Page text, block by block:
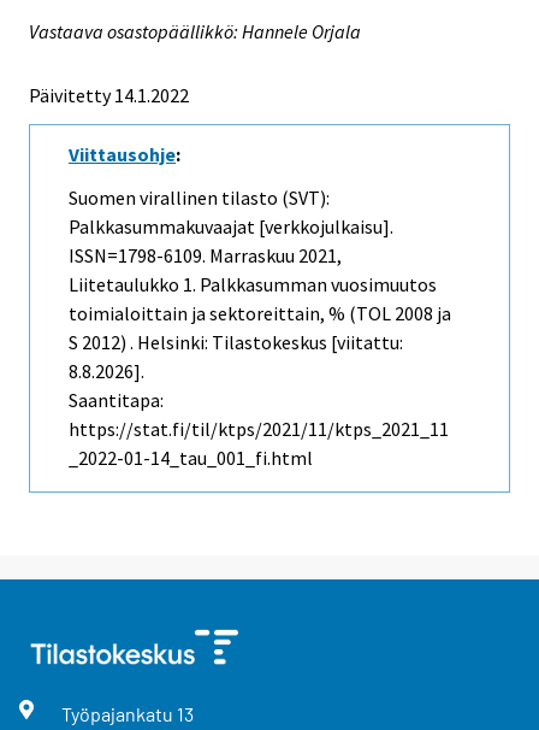
Vastaava osastopäällikkö: Hannele Orjala
Päivitetty 14.1.2022
Viittausohje:
Suomen virallinen tilasto (SVT):
Palkkasummakuvaajat [verkkojulkaisu].
ISSN=1798-6109. Marraskuu 2021,
Liitetaulukko 1. Palkkasumman vuosimuutos
toimialoittain ja sektoreittain, % (TOL 2008 ja
S 2012) . Helsinki: Tilastokeskus [viitattu:
8.8.2026].
Saantitapa:
https://stat.fi/til/ktps/2021/11/ktps_2021_11
_2022-01-14_tau_001_fi.html
Työpajankatu 13